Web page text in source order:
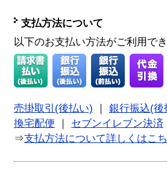
支払方法について
以下のお支払い方法がご利用で
売掛取引(後払い)
銀行振込(後
換宅配便
セブンイレブン決済
⇒支払方法について詳しくはこ